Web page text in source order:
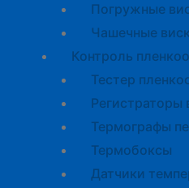
Погружные
Чашечные
Контроль
Тестер
Регистраторы
Термографы
Термобоксы
Датчики